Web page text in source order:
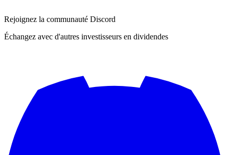
Rejoignez la communauté Discord
Échangez avec d'autres investisseurs en dividendes